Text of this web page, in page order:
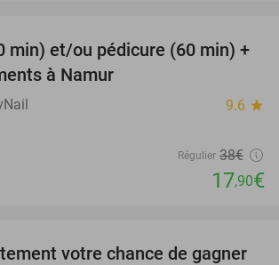
53%
min) et/ou pédicure (60 min) +
à Namur
9.6 star
Régulier 38€
17,90€
votre chance de gagner